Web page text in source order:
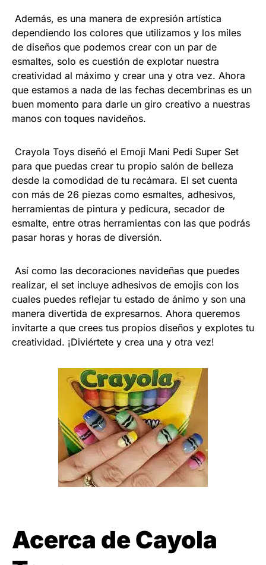
Además, es una manera de expresión artística
dependiendo los colores que utilizamos y los miles
de diseños que podemos crear con un par de
esmaltes, solo es cuestión de explotar nuestra
creatividad al máximo y crear una y otra vez. Ahora
que estamos a nada de las fechas decembrinas es un
buen momento para darle un giro creativo a nuestras
manos con toques navideños.
Crayola Toys diseñó el Emoji Mani Pedi Super Set
para que puedas crear tu propio salón de belleza
desde la comodidad de tu recámara. El set cuenta
con más de 26 piezas como esmaltes, adhesivos,
herramientas de pintura y pedicura, secador de
esmalte, entre otras herramientas con las que podrás
pasar horas y horas de diversión.
Así como las decoraciones navideñas que puedes
realizar, el set incluye adhesivos de emojis con los
cuales puedes reflejar tu estado de ánimo y son una
manera divertida de expresarnos. Ahora queremos
invitarte a que crees tus propios diseños y explotes tu
creatividad. ¡Diviértete y crea una y otra vez!
Acerca de Cayola